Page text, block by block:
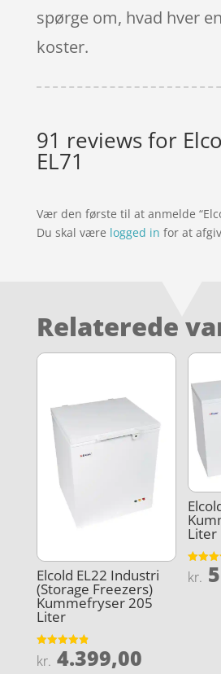
spørge om, hvad hver
koster.
91 reviews for
EL71
Vær den første til at anmelde
Du skal være logged in for at
Relaterede
Elcold EL22 Industri
(Storage Freezers)
Kummefryser 205
Liter
Vurderet
4.9
kr. 4.399,00
Liter
Vurderet
4.1
kr.